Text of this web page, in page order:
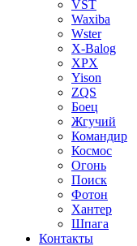
VST
Waxiba
Wster
X-Balog
XPX
Yison
ZQS
Боец
Жгучий
Командир
Космос
Огонь
Поиск
Фотон
Хантер
Шпага
Контакты